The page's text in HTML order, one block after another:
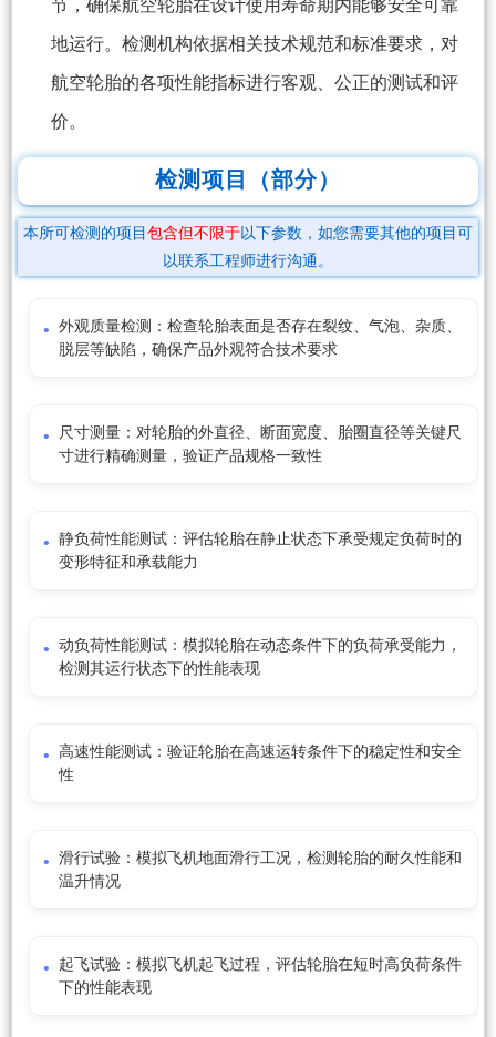
节，确保航空轮胎在设计使用寿命期内能够安全可靠
地运行。检测机构依据相关技术规范和标准要求，对
航空轮胎的各项性能指标进行客观、公正的测试和评
价。
检测项目（部分）
本所可检测的项目 包含但不限于以下参数，如您需要其他的项目可
以联系工程师进行沟通。
外观质量检测：检查轮胎表面是否存在裂纹、气泡、杂质、
脱层等缺陷，确保产品外观符合技术要求
尺寸测量：对轮胎的外直径、断面宽度、胎圈直径等关键尺
寸进行精确测量，验证产品规格一致性
静负荷性能测试：评估轮胎在静止状态下承受规定负荷时的
变形特征和承载能力
动负荷性能测试：模拟轮胎在动态条件下的负荷承受能力，
检测其运行状态下的性能表现
高速性能测试：验证轮胎在高速运转条件下的稳定性和安全
性
滑行试验：模拟飞机地面滑行工况，检测轮胎的耐久性能和
温升情况
起飞试验：模拟飞机起飞过程，评估轮胎在短时高负荷条件
下的性能表现